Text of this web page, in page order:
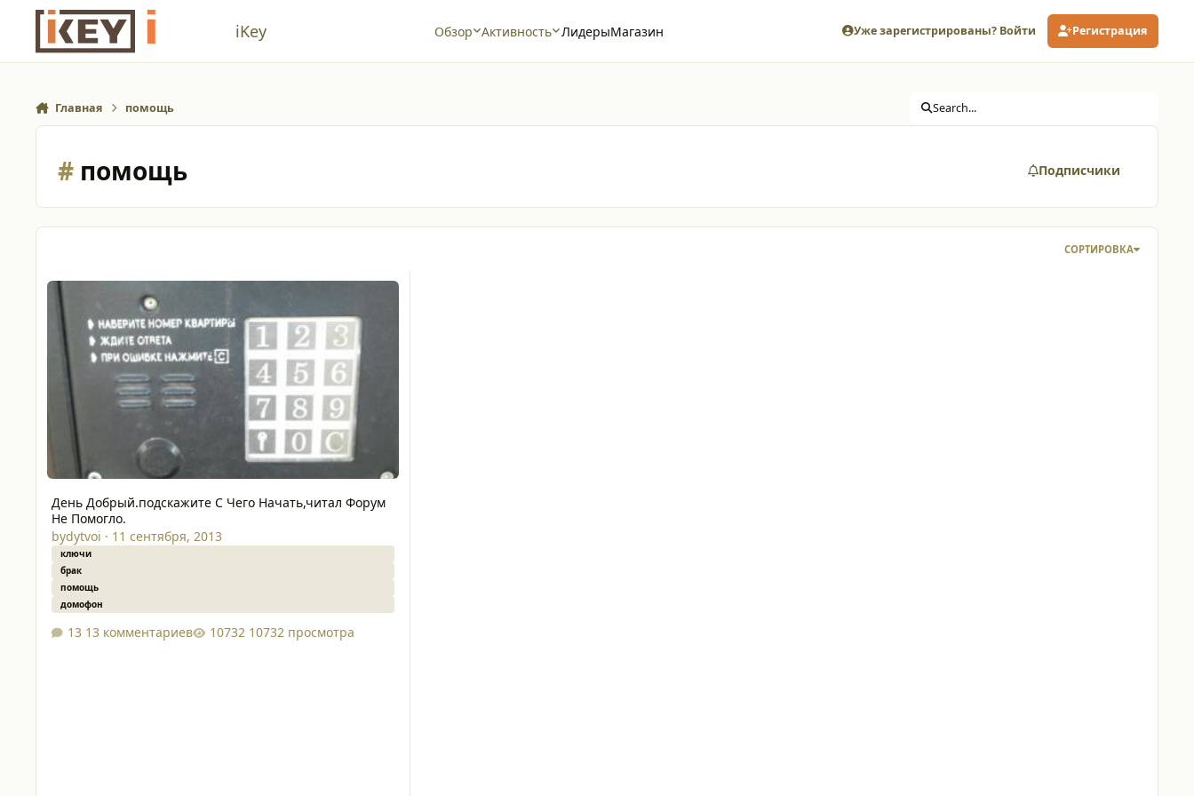
Перейти к содержанию
iKey Обзор Активность ЛидерыМагазин Уже зарегистрированы? Войти Регистрация
Главная помощь Search...
#помощь Подписчики
СОРТИРОВКА
День Добрый.подскажите С Чего Начать,читал Форум Не Помогло.
День Добрый.подскажите С Чего Начать,читал Форум
Не Помогло.
bydytvoi · 11 сентября, 2013
ключи
брак
помощь
домофон
13 комментариев 10732 просмотра